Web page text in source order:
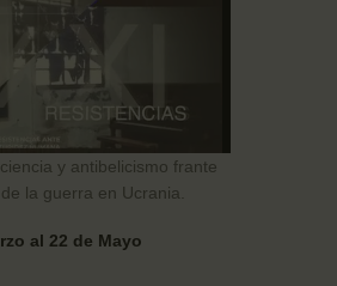
y antibelicismo frante
la guerra en Ucrania.
al 22 de Mayo